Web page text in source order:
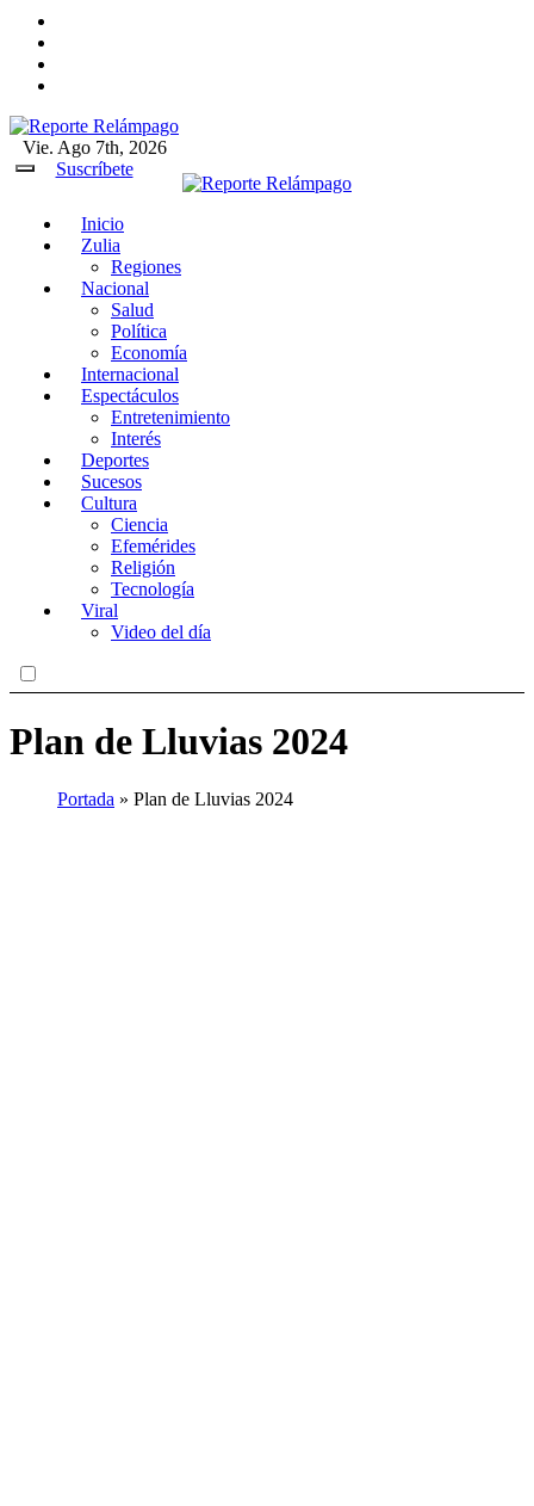
Reporte Relámpago
Claridad y rigor en cada noticia
Vie. Ago 7th, 2026
Suscríbete
Inicio
Zulia
Regiones
Nacional
Salud
Política
Economía
Internacional
Espectáculos
Entretenimiento
Interés
Deportes
Sucesos
Cultura
Ciencia
Efemérides
Religión
Tecnología
Viral
Video del día
Plan de Lluvias 2024
Portada » Plan de Lluvias 2024